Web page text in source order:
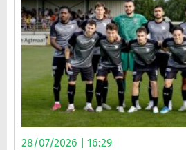
28/07/2026 | 16:29